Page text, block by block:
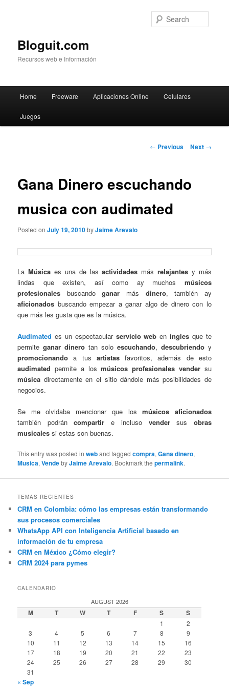
Bloguit.com
Recursos web e Información
Skip
to
Home Freeware Aplicaciones Online Celulares
Juegos
Post
← Previous Next →
Gana Dinero escuchando
musica con audimated
Posted onJuly 19, 2010byJaime Arevalo
La Músicaes una de lasactividades másrelajantes y más
lindas que existen, así como ay muchos músicos
profesionales buscandoganar más dinero, también ay
aficionados buscando empezar a ganar algo de dinero con lo
que más les gusta que es la música.
Audimated es un espectacular servicio web eningles que te
permiteganar dinero tan soloescuchando,descubriendo y
promocionando a tus artistasfavoritos, además de esto
audimated permite a losmúsicos profesionales vender su
música directamente en el sitio dándole más posibilidades de
negocios.
Se me olvidaba mencionar que losmúsicos aficionados
también podráncompartir e incluso vendersus obras
musicales si estas son buenas.
This entry was posted inweband taggedcompra,Gana dinero,
Musica,VendebyJaime Arevalo. Bookmark thepermalink.
TEMAS RECIENTES
CRM en Colombia: cómo las empresas están transformando
sus procesos comerciales
WhatsApp API con Inteligencia Artificial basado en
información de tu empresa
CRM en México ¿Cómo elegir?
CRM 2024 para pymes
CALENDARIO
AUGUST 2026
M T W T F S S
1
2
3
4 5 6 7 8
9
10
11 12 13 14 15
16
17
18 19 20 21 22
23
24
25 26 27 28 29
30
31
« Sep